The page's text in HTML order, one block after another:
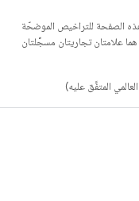
الصفحة للتراخيص الموضحّة
. إنّ Java وOpenJDK هما علامتان تجاريتان مسجَّلتان